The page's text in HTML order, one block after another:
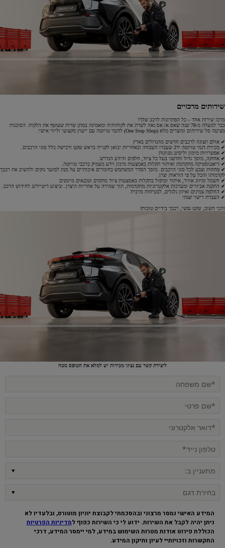
שירותים מרכזיים
מרכז שירות אחד – כל הפתרונות לרכב שלך!
כבר למעלה מ-78 שנה שאס.או.אס גאה לשרת את לקוחותיה ומאמינה במתן שרות שעוטף את הלקוח. הסוכנות
מציעה סל שירותים ומוצרים מלא (One Stop Shop) לדגמי טויוטה עם ייעוץ מקצועי וליווי אישי:
✔ אולם תצוגה לרכבים חדשים מהגדולים בארץ
✔ מכירת דגמי טויוטה יד2 שעברו השבחה ובאחריות יבואן לקנייה בראש שקט ורכישת כלל סוגי הרכבים.
✔ אפשרויות מימון וליסינג מגוונות
✔ אחזקה, מוסך גדול וחדשני בעל כל ציוד, חלפים והידע הנדרש.
✔ דיאגנוסטיקה מתקדמת ואיתור תקלות באמצעות מיכון וידע מעמיק ברכבי טויוטה.
✔ פחחות וצבע לכל סוגי הרכבים. מוסך הסדר המשתמש בחומרים איכותיים על מנת למזער נזקים ולהשיב את רכבך
לקדמותו והכל על פי הוראות יצרן.
✔ חשמל ומיזוג אוויר, איתור וטיפול בתקלות באמצעות ציוד מתקדם וטכנאים מיומנים
✔ התקנת אביזרים ומערכות אלקטרוניות מתקדמות, תוך שמירה על אחריות היצרן. וביצוע דיטיילינג לחידוש הרכב.
✔ החלפת צמיגים ואיזון גלגלים, לבטיחות מרבית
✔ העברת רישוי שנתי
והכי חשוב, שקט נפשי, רכבך בידיים טובות!
ליצירת קשר עם נציגי מכירות יש למלא את הטופס מטה
המידע האישי נמסר מרצוני ובהסכמתי לקבוצת יוניון מוטורס, ובלעדיו לא
ניתן יהיה לקבל את השירות. ידוע לי כי השירות כפוף למדיניות הפרטיות
הכוללת פירוט אודות מטרות השימוש במידע, למי יימסר המידע, דרכי
התקשרות וזכויותיי לעיון ותיקון המידע.